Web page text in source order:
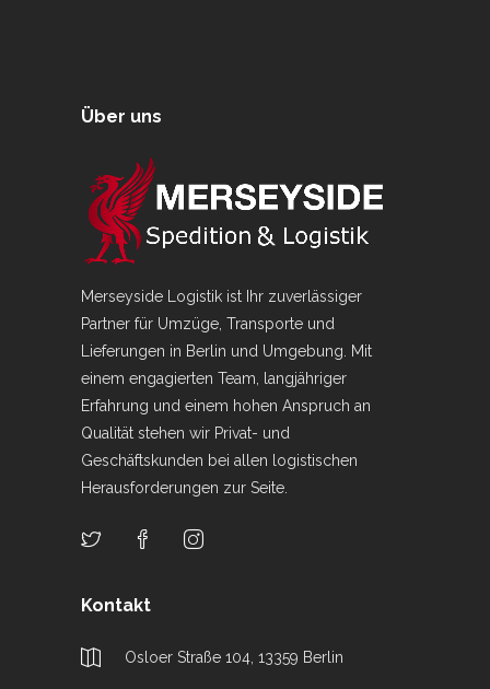
Über uns
Merseyside Logistik ist Ihr zuverlässiger
Partner für Umzüge, Transporte und
Lieferungen in Berlin und Umgebung. Mit
einem engagierten Team, langjähriger
Erfahrung und einem hohen Anspruch an
Qualität stehen wir Privat- und
Geschäftskunden bei allen logistischen
Herausforderungen zur Seite.
Kontakt
Osloer Straße 104, 13359 Berlin